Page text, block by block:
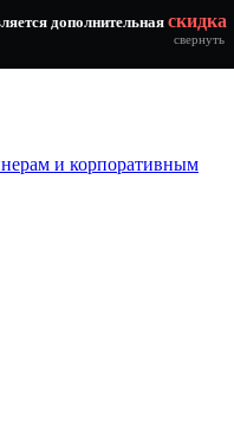
дополнительная скидка
свернуть
и корпоративным